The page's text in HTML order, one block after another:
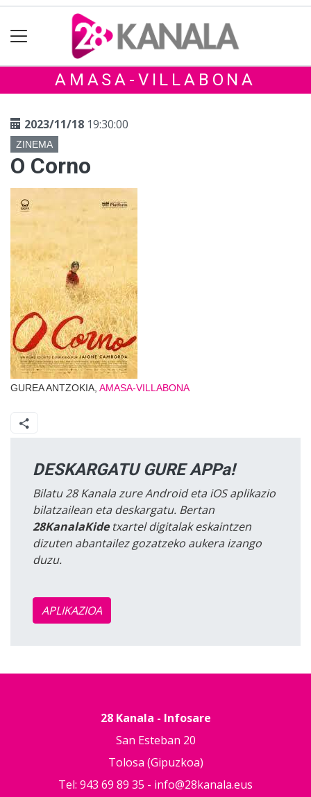
AMASA-VILLABONA
2023/11/18 19:30:00
ZINEMA
O Corno
GUREA ANTZOKIA, AMASA-VILLABONA
DESKARGATU GURE APPa!
Bilatu 28 Kanala zure Android eta iOS aplikazio
bilatzailean eta deskargatu. Bertan
28KanalaKidetxartel digitalak eskaintzen
dizuten abantailez gozatzeko aukera izango
duzu.
APLIKAZIOA
28 Kanala - Infosare
San Esteban 20
Tolosa (Gipuzkoa)
Tel: 943 69 89 35 - info@28kanala.eus